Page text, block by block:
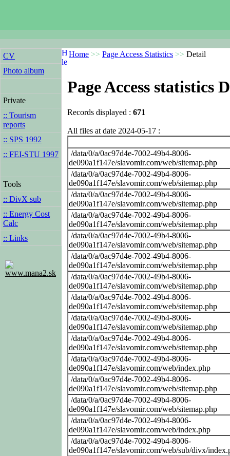
CV
Photo album
Private
:: Tourism
reports
:: SPS 1992
:: FEI-STU 1997
Tools
:: DivX sub
:: Energy Cost
Calc
:: Links
www.mana2.sk
Home >> Page Access Statistics >> Detail
Page Access statistics
Records displayed : 671
All files at date 2024-05-17 :
/data/0/a/0ac97d4e-7002-49b4-8006-
de090a1f147e/slavomir.com/web/sitemap.php
/data/0/a/0ac97d4e-7002-49b4-8006-
de090a1f147e/slavomir.com/web/sitemap.php
/data/0/a/0ac97d4e-7002-49b4-8006-
de090a1f147e/slavomir.com/web/sitemap.php
/data/0/a/0ac97d4e-7002-49b4-8006-
de090a1f147e/slavomir.com/web/sitemap.php
/data/0/a/0ac97d4e-7002-49b4-8006-
de090a1f147e/slavomir.com/web/sitemap.php
/data/0/a/0ac97d4e-7002-49b4-8006-
de090a1f147e/slavomir.com/web/sitemap.php
/data/0/a/0ac97d4e-7002-49b4-8006-
de090a1f147e/slavomir.com/web/sitemap.php
/data/0/a/0ac97d4e-7002-49b4-8006-
de090a1f147e/slavomir.com/web/sitemap.php
/data/0/a/0ac97d4e-7002-49b4-8006-
de090a1f147e/slavomir.com/web/sitemap.php
/data/0/a/0ac97d4e-7002-49b4-8006-
de090a1f147e/slavomir.com/web/sitemap.php
/data/0/a/0ac97d4e-7002-49b4-8006-
de090a1f147e/slavomir.com/web/index.php
/data/0/a/0ac97d4e-7002-49b4-8006-
de090a1f147e/slavomir.com/web/sitemap.php
/data/0/a/0ac97d4e-7002-49b4-8006-
de090a1f147e/slavomir.com/web/sitemap.php
/data/0/a/0ac97d4e-7002-49b4-8006-
de090a1f147e/slavomir.com/web/index.php
/data/0/a/0ac97d4e-7002-49b4-8006-
de090a1f147e/slavomir.com/web/sub/divx/